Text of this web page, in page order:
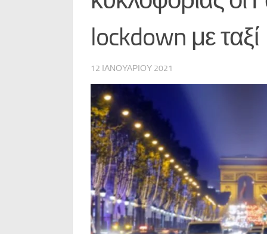
lockdown με ταξί
12 ΙΑΝΟΥΑΡΊΟΥ 2021